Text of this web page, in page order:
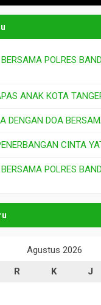
POLRES
ANAK KOTA
DENGAN DOA
CINTA
POLRES
Agustus 2026
R K J